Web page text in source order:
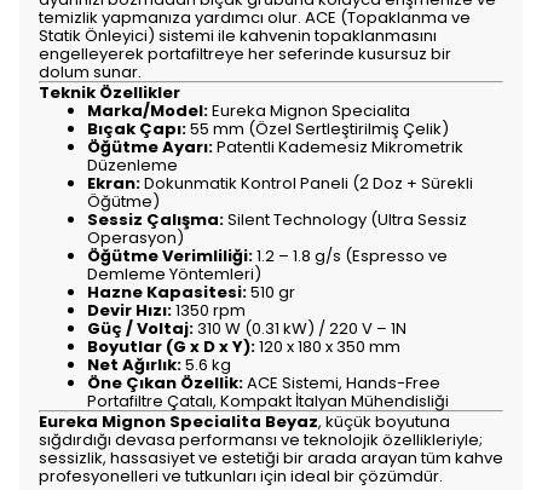
temizlik yapmanıza yardımcı olur. ACE (Topaklanma ve
Statik Önleyici) sistemi ile kahvenin topaklanmasını
engelleyerek portafiltreye her seferinde kusursuz bir
dolum sunar.
Teknik Özellikler
Marka/Model:Eureka Mignon Specialita
Bıçak Çapı:55 mm (Özel Sertleştirilmiş Çelik)
Öğütme Ayarı:Patentli Kademesiz Mikrometrik
Düzenleme
Ekran:Dokunmatik Kontrol Paneli (2 Doz + Sürekli
Öğütme)
Sessiz Çalışma:Silent Technology (Ultra Sessiz
Operasyon)
Öğütme Verimliliği:1.2 – 1.8 g/s (Espresso ve
Demleme Yöntemleri)
Hazne Kapasitesi:510 gr
Devir Hızı:1350 rpm
Güç / Voltaj:310 W (0.31 kW) / 220 V – 1N
Boyutlar (G x D x Y):120 x 180 x 350 mm
Net Ağırlık:5.6 kg
Öne Çıkan Özellik:ACE Sistemi, Hands-Free
Portafiltre Çatalı, Kompakt İtalyan Mühendisliği
Eureka Mignon Specialita Beyaz, küçük boyutuna
sığdırdığı devasa performansı ve teknolojik özellikleriyle;
sessizlik, hassasiyet ve estetiği bir arada arayan tüm kahve
profesyonelleri ve tutkunları için ideal bir çözümdür.